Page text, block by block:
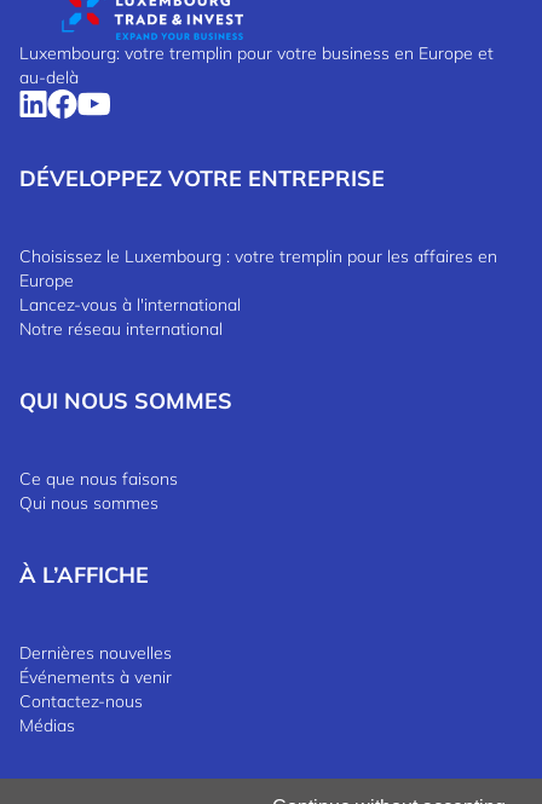
Luxembourg: votre tremplin pour votre business en Europe et
au-delà
DÉVELOPPEZ VOTRE ENTREPRISE
Choisissez le Luxembourg : votre tremplin pour les affaires en
Europe
Lancez-vous à l'international
Notre réseau international
QUI NOUS SOMMES
Ce que nous faisons
Qui nous sommes
À L’AFFICHE
Dernières nouvelles
Événements à venir
Contactez-nous
Médias